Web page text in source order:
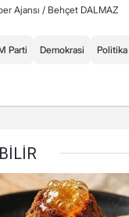
Ajansı / Behçet DALMAZ
Parti Demokrasi Politika